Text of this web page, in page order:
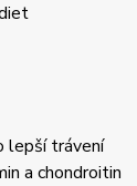
lepší trávení
a chondroitin